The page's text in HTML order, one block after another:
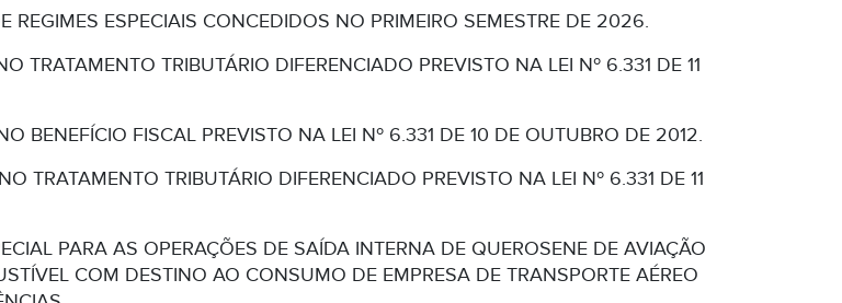
REGIMES ESPECIAIS CONCEDIDOS NO PRIMEIRO SEMESTRE DE 2026.
TRATAMENTO TRIBUTÁRIO DIFERENCIADO PREVISTO NA LEI Nº 6.331 DE 11
BENEFÍCIO FISCAL PREVISTO NA LEI Nº 6.331 DE 10 DE OUTUBRO DE 2012.
TRATAMENTO TRIBUTÁRIO DIFERENCIADO PREVISTO NA LEI Nº 6.331 DE 11
PARA AS OPERAÇÕES DE SAÍDA INTERNA DE QUEROSENE DE AVIAÇÃO
COM DESTINO AO CONSUMO DE EMPRESA DE TRANSPORTE AÉREO